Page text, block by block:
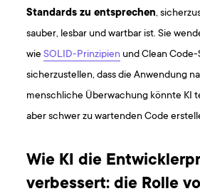
Standards zu entsprechen,
sauber, lesbar und wartbar ist. Sie
wieSOLID-Prinzipien und Clean Code-
sicherzustellen, dass die Anwendung
menschliche Überwachung könnte KI
aber schwer zu wartenden Code
Wie KI die
verbessert: die Rolle